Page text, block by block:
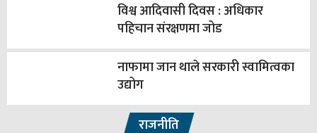
विश्व आदिवासी दिवस : अधिकार
पहिचान संरक्षणमा जोड
नाफामा जान थाले सरकारी स्वामित्वका
उद्योग
राजनीति